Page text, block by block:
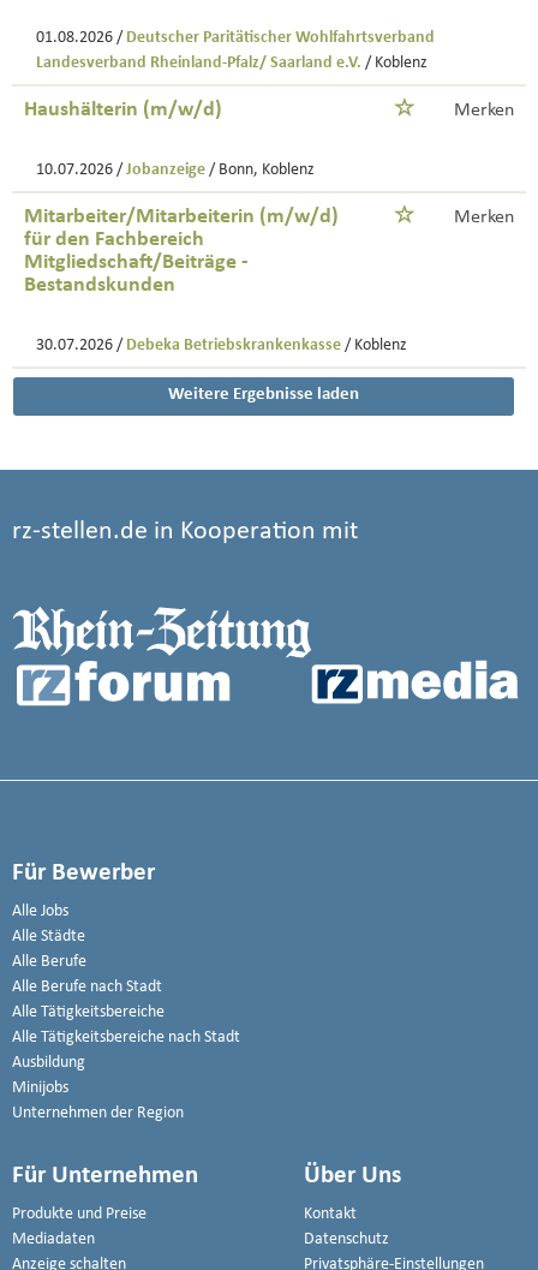
01.08.2026 / Deutscher Paritätischer Wohlfahrtsverband
Landesverband Rheinland-Pfalz/ Saarland e.V. / Koblenz
Haushälterin (m/w/d) Merken
10.07.2026 / Jobanzeige / Bonn, Koblenz
Mitarbeiter/Mitarbeiterin (m/w/d)
für den Fachbereich
Mitgliedschaft/Beiträge -
Bestandskunden
Merken
30.07.2026 / Debeka Betriebskrankenkasse / Koblenz
Weitere Ergebnisse laden
rz-stellen.de in Kooperation mit
Für Bewerber
Alle Jobs
Alle Städte
Alle Berufe
Alle Berufe nach Stadt
Alle Tätigkeitsbereiche
Alle Tätigkeitsbereiche nach Stadt
Ausbildung
Minijobs
Unternehmen der Region
Für Unternehmen
Produkte und Preise
Mediadaten
Anzeige schalten
Über Uns
Kontakt
Datenschutz
Privatsphäre-Einstellungen